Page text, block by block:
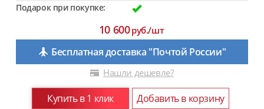
Подарок при покупке:
10 600руб./шт
Бесплатная доставка "Почтой России"
Нашли дешевле?
Купить в 1 клик Добавить в корзину